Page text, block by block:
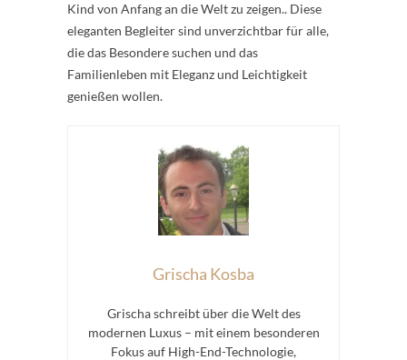
Kind von Anfang an die Welt zu zeigen.. Diese
eleganten Begleiter sind unverzichtbar für alle,
die das Besondere suchen und das
Familienleben mit Eleganz und Leichtigkeit
genießen wollen.
Grischa Kosba
Grischa schreibt über die Welt des
modernen Luxus – mit einem besonderen
Fokus auf High-End-Technologie,